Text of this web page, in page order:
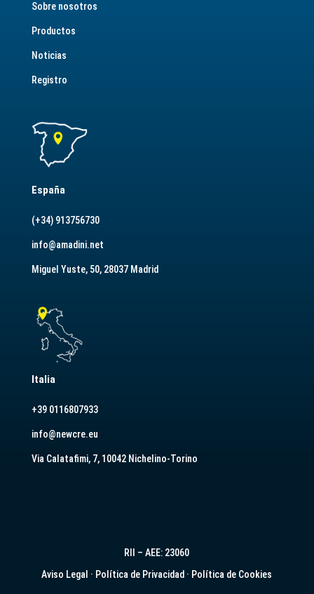
Sobre nosotros
Productos
Noticias
Registro
España
(+34) 913756730
info@amadini.net
Miguel Yuste, 50, 28037 Madrid
Italia
+39 0116807933
info@newcre.eu
Via Calatafimi, 7, 10042 Nichelino-Torino
RII – AEE: 23060
Aviso Legal · Política de Privacidad · Política de Cookies